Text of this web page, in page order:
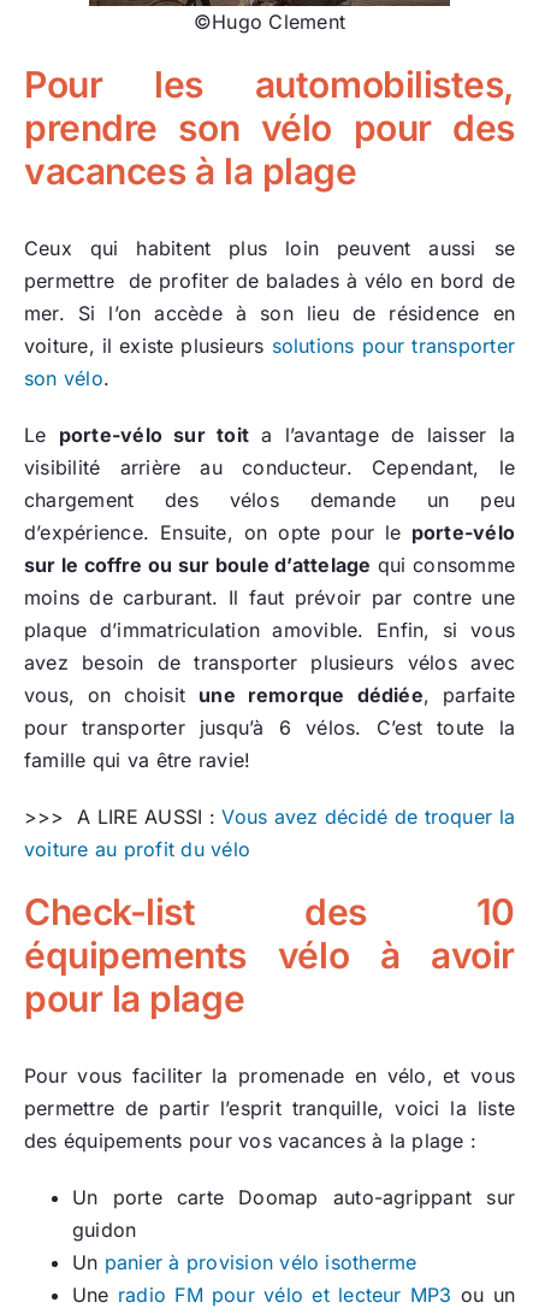
©Hugo Clement
Pour les automobilistes,
prendre son vélo pour des
vacances à la plage
Ceux qui habitent plus loin peuvent aussi se
permettre de profiter de balades à vélo en bord de
mer. Si l’on accède à son lieu de résidence en
voiture, il existe plusieurs solutions pour transporter
son vélo.
Le porte-vélo sur toit a l’avantage de laisser la
visibilité arrière au conducteur. Cependant, le
chargement des vélos demande un peu
d’expérience. Ensuite, on opte pour le porte-vélo
sur le coffre ou sur boule d’attelage qui consomme
moins de carburant. Il faut prévoir par contre une
plaque d’immatriculation amovible. Enfin, si vous
avez besoin de transporter plusieurs vélos avec
vous, on choisit une remorque dédiée, parfaite
pour transporter jusqu’à 6 vélos. C’est toute la
famille qui va être ravie!
>>> A LIRE AUSSI :Vous avez décidé de troquer la
voiture au profit du vélo
Check-list des 10
équipements vélo à avoir
pour la plage
Pour vous faciliter la promenade en vélo, et vous
permettre de partir l’esprit tranquille, voici la liste
des équipements pour vos vacances à la plage :
Un porte carte Doomap auto-agrippant sur
guidon
Un panier à provision vélo isotherme
Une radio FM pour vélo et lecteur MP3 ou un